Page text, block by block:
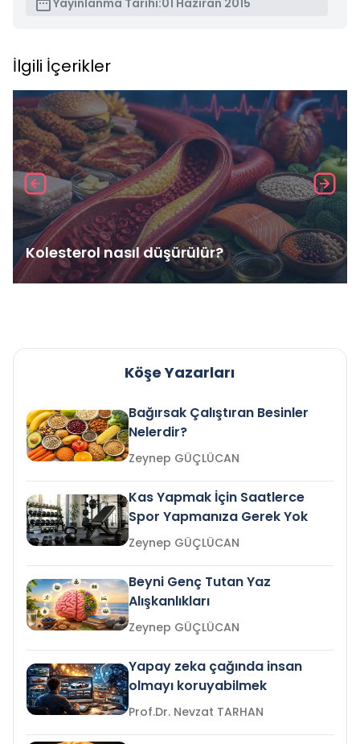
Yayınlanma Tarihi:01 Haziran 2015
İlgili İçerikler
Kolesterol nasıl düşürülür?
Köşe Yazarları
Bağırsak Çalıştıran Besinler
Nelerdir?
Zeynep GÜÇLÜCAN
Kas Yapmak İçin Saatlerce
Spor Yapmanıza Gerek Yok
Zeynep GÜÇLÜCAN
Beyni Genç Tutan Yaz
Alışkanlıkları
Zeynep GÜÇLÜCAN
Yapay zeka çağında insan
olmayı koruyabilmek
Prof.Dr. Nevzat TARHAN